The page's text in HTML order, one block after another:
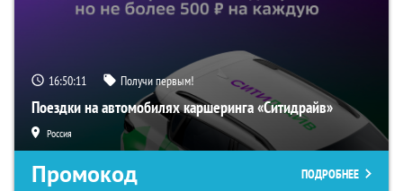
16:50:10 Получи первым!
Поездки на автомобилях каршеринга «Ситидрайв»
Россия
Промокод ПОДРОБНЕЕ